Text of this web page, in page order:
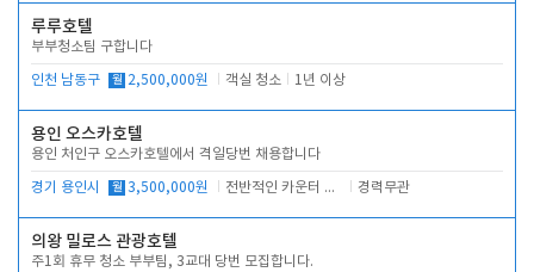
루루호텔
부부청소팀 구합니다
인천 남동구 월 2,500,000원 객실 청소 1년 이상
용인 오스카호텔
용인 처인구 오스카호텔에서 격일당번 채용합니다
경기 용인시 월 3,500,000원 전반적인 카운터 업무 경력무관
의왕 밀로스 관광호텔
주1회 휴무 청소 부부팀, 3교대 당번 모집합니다.